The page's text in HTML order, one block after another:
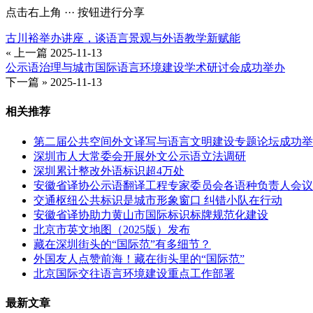
点击右上角 ··· 按钮进行分享
古川裕举办讲座，谈语言景观与外语教学新赋能
« 上一篇 2025-11-13
公示语治理与城市国际语言环境建设学术研讨会成功举办
下一篇 » 2025-11-13
相关推荐
第二届公共空间外文译写与语言文明建设专题论坛成功
深圳市人大常委会开展外文公示语立法调研
深圳累计整改外语标识超4万处
安徽省译协公示语翻译工程专家委员会各语种负责人会
交通枢纽公共标识是城市形象窗口 纠错小队在行动
安徽省译协助力黄山市国际标识标牌规范化建设
北京市英文地图（2025版）发布
藏在深圳街头的“国际范”有多细节？
外国友人点赞前海！藏在街头里的“国际范”
北京国际交往语言环境建设重点工作部署
最新文章